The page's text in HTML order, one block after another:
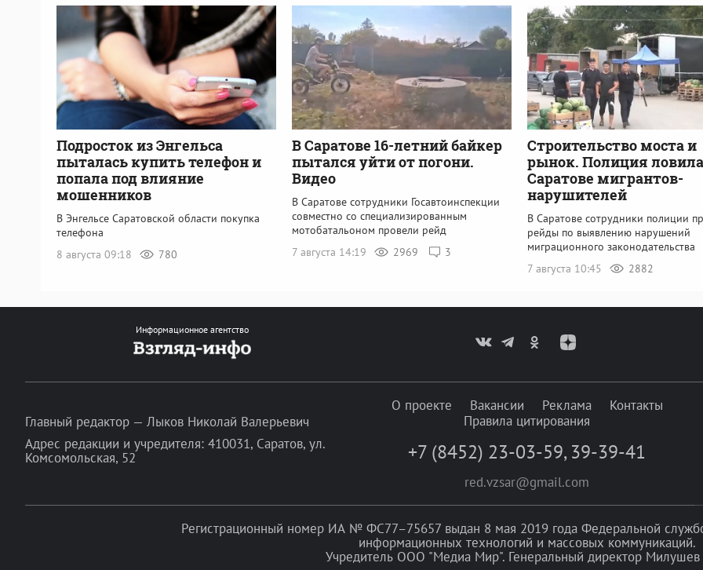
Подросток из Энгельса
пыталась купить телефон и
попала под влияние
мошенников
В Энгельсе Саратовской области покупка
телефона
8 августа 09:18
780
В Саратове 16-летний байкер
пытался уйти от погони.
Видео
В Саратове сотрудники Госавтоинспекции
совместно со специализированным
мотобатальоном провели рейд
7 августа 14:19
2969 3
Строительство моста и
рынок. Полиция
Саратове мигрантов-
нарушителей
В Саратове сотрудники полиции
рейды по выявлению нарушений
миграционного законодательства
7 августа 10:45
2882
Информационное агентство
Главный редактор — Лыков Николай Валерьевич
Адрес редакции и учредителя: 410031, Саратов, ул.
Комсомольская, 52
О проекте Вакансии Реклама
Контакты
Правила цитирования
+7 (8452) 23-03-59, 39-39-41
red.vzsar@gmail.com
Регистрационный номер ИА № ФС77–75657 выдан 8 мая 2019 года Федеральной
информационных технологий и массовых коммуникаций.
Учредитель ООО "Медиа Мир". Генеральный директор